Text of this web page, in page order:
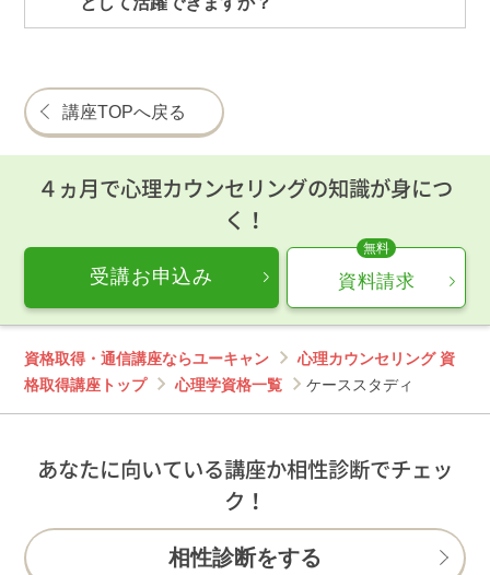
講座TOPへ戻る
４ヵ月で心理カウンセリングの知識が身につ
く！
受講お申込み 資料請求
資格取得・通信講座ならユーキャン
心理カウンセリング 資
格取得講座トップ
心理学資格一覧 ケーススタディ
あなたに向いている講座か相性診断でチェッ
ク！
相性診断をする